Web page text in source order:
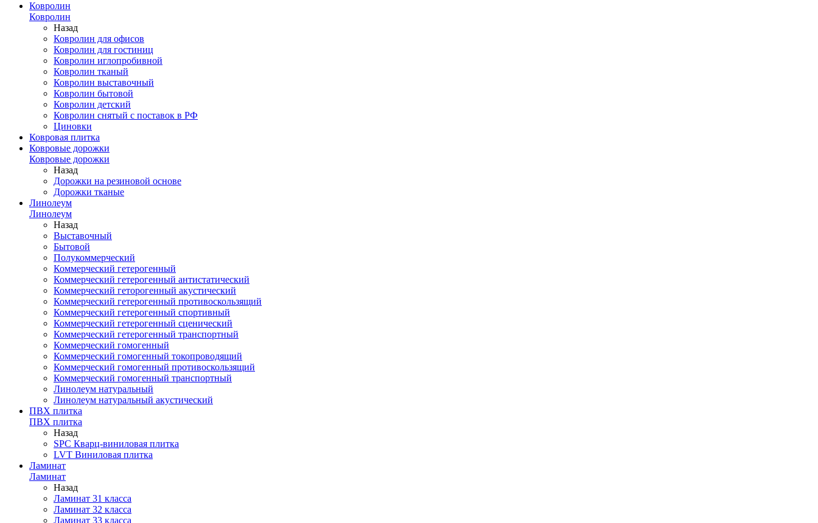
Ковролин
Ковролин
Назад
Ковролин для офисов
Ковролин для гостиниц
Ковролин иглопробивной
Ковролин тканый
Ковролин выставочный
Ковролин бытовой
Ковролин детский
Ковролин снятый с поставок в РФ
Циновки
Ковровая плитка
Ковровые дорожки
Ковровые дорожки
Назад
Дорожки на резиновой основе
Дорожки тканые
Линолеум
Линолеум
Назад
Выставочный
Бытовой
Полукоммерческий
Коммерческий гетерогенный
Коммерческий гетерогенный антистатический
Коммерческий геторогенный акустический
Коммерческий гетерогенный противоскользящий
Коммерческий гетерогенный спортивный
Коммерческий гетерогенный сценический
Коммерческий гетерогенный транспортный
Коммерческий гомогенный
Коммерческий гомогенный токопроводящий
Коммерческий гомогенный противоскользящий
Коммерческий гомогенный транспортный
Линолеум натуральный
Линолеум натуральный акустический
ПВХ плитка
ПВХ плитка
Назад
SPC Кварц-виниловая плитка
LVT Виниловая плитка
Ламинат
Ламинат
Назад
Ламинат 31 класса
Ламинат 32 класса
Ламинат 33 класса